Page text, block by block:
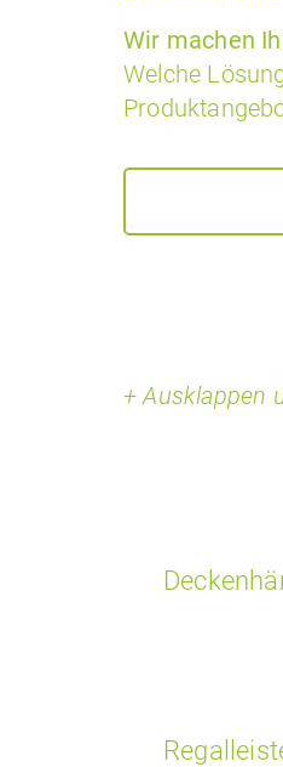
Wir machen
Welche
+ Ausklappen